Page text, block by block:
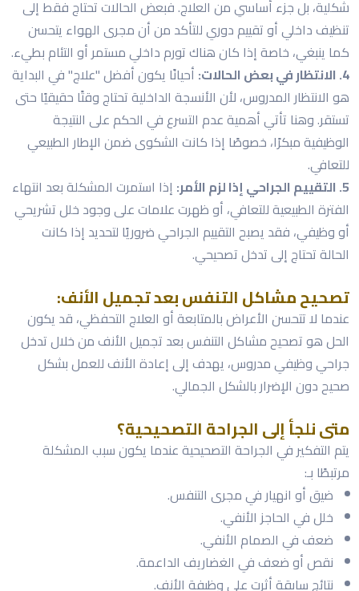
شكلية، بل جزء أساسي من العلاج. فبعض الحالات تحتاج فقط إلى
تنظيف داخلي أو تقييم دوري للتأكد من أن مجرى الهواء يتحسن
كما ينبغي، خاصة إذا كان هناك تورم داخلي مستمر أو التئام بطيء.
4. الانتظار في بعض الحالات:
أحيانًا يكون أفضل "علاج" في البداية
هو الانتظار المدروس، لأن الأنسجة الداخلية تحتاج وقتًا حقيقيًا حتى
تستقر. وهنا تأتي أهمية عدم التسرع في الحكم على النتيجة
الوظيفية مبكرًا، خصوصًا إذا كانت الشكوى ضمن الإطار الطبيعي
للتعافي.
5. التقييم الجراحي إذا لزم الأمر:
إذا استمرت المشكلة بعد انتهاء
الفترة الطبيعية للتعافي، أو ظهرت علامات على وجود خلل تشريحي
أو وظيفي، فقد يصبح التقييم الجراحي ضروريًا لتحديد إذا كانت
الحالة تحتاج إلى تدخل تصحيحي.
تصحيح مشاكل التنفس بعد تجميل الأنف:
عندما لا تتحسن الأعراض بالمتابعة أو العلاج التحفظي، قد يكون
الحل هو تصحيح مشاكل التنفس بعد تجميل الأنف من خلال تدخل
جراحي وظيفي مدروس، يهدف إلى إعادة الأنف للعمل بشكل
صحيح دون الإضرار بالشكل الجمالي.
متى نلجأ إلى الجراحة التصحيحية؟
يتم التفكير في الجراحة التصحيحية عندما يكون سبب المشكلة
مرتبطًا بـ:
ضيق أو انهيار في مجرى التنفس.
خلل في الحاجز الأنفي.
ضعف في الصمام الأنفي.
نقص أو ضعف في الغضاريف الداعمة.
نتائج سابقة أثرت على وظيفة الأنف.